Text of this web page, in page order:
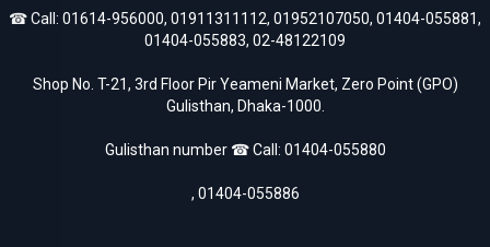
☎ Call: 01614-956000, 01911311112, 01952107050, 01404-055881,
01404-055883, 02-48122109
Shop No. T-21, 3rd Floor Pir Yeameni Market, Zero Point (GPO)
Gulisthan, Dhaka-1000.
Gulisthan number ☎ Call: 01404-055880
, 01404-055886